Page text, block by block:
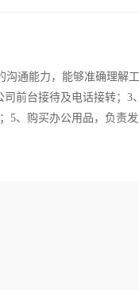
通能力，能够准确理解
前台接待及电话接转；3
、购买办公用品，负责